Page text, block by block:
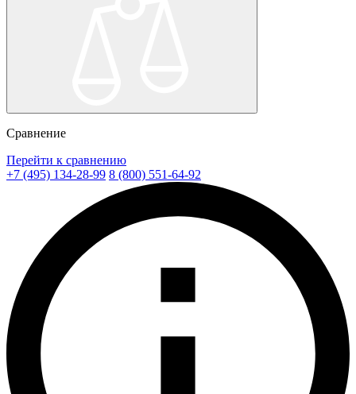
Сравнение
Перейти к сравнению
+7 (495) 134-28-99 8 (800) 551-64-92